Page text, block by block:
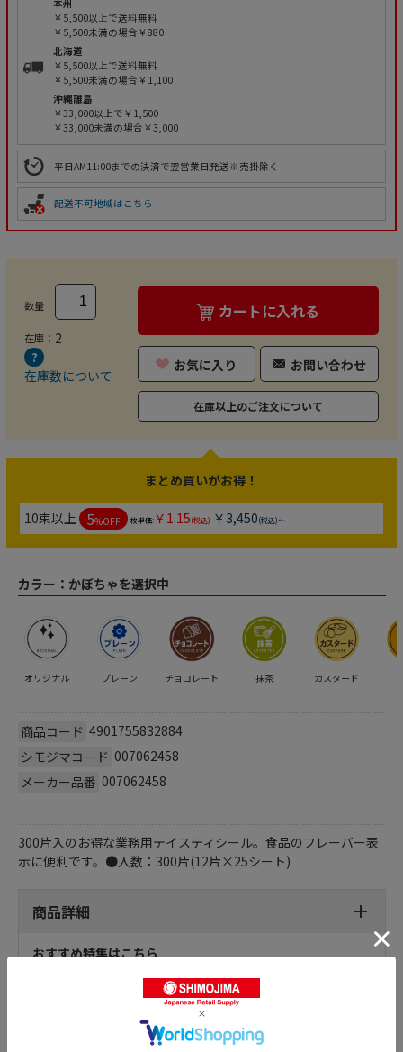
本州
￥5,500以上で送料無料
￥5,500未満の場合￥880
北海道
￥5,500以上で送料無料
￥5,500未満の場合￥1,100
沖縄離島
￥33,000以上で￥1,500
￥33,000未満の場合￥3,000
平日AM11:00までの決済で翌営業日発送※売掛除く
配送不可地域はこちら
数量
在庫： 2
在庫数について
カートに入れる
お気に入り お問い合わせ
在庫以上のご注文について
まとめ買いがお得！
10束以上 5%OFF 枚単価:￥1.15(税込) ￥3,450(税込)～
カラー： かぼちゃを選択中
オリジナル プレーン チョコレート 抹茶 カスタード
商品コード 4901755832884
シモジマコード 007062458
メーカー品番 007062458
300片入のお得な業務用テイスティシール。食品のフレーバー表
示に便利です。●入数：300片(12片×25シート)
商品詳細
おすすめ特集はこちら